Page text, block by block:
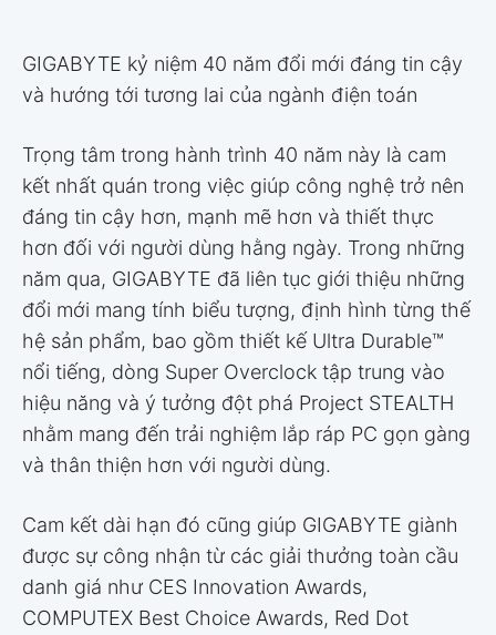
GIGABYTE kỷ niệm 40 năm đổi mới đáng tin cậy
và hướng tới tương lai của ngành điện toán
Trọng tâm trong hành trình 40 năm này là cam
kết nhất quán trong việc giúp công nghệ trở nên
đáng tin cậy hơn, mạnh mẽ hơn và thiết thực
hơn đối với người dùng hằng ngày. Trong những
năm qua, GIGABYTE đã liên tục giới thiệu những
đổi mới mang tính biểu tượng, định hình từng thế
hệ sản phẩm, bao gồm thiết kế Ultra Durable™
nổi tiếng, dòng Super Overclock tập trung vào
hiệu năng và ý tưởng đột phá Project STEALTH
nhằm mang đến trải nghiệm lắp ráp PC gọn gàng
và thân thiện hơn với người dùng.
Cam kết dài hạn đó cũng giúp GIGABYTE giành
được sự công nhận từ các giải thưởng toàn cầu
danh giá như CES Innovation Awards,
COMPUTEX Best Choice Awards, Red Dot